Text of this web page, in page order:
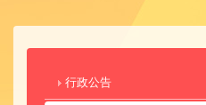
行政公告